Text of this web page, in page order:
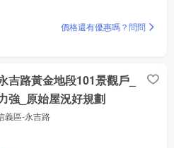
價格還有優惠嗎？問問
吉路黃金地段101景觀戶_
強_原始屋況好規劃
義區-永吉路